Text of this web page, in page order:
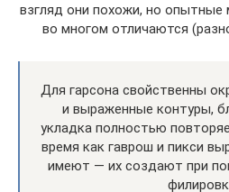
взгляд они похожи, но опытные
во многом отличаются
Для гарсона свойственны
и выраженные контуры,
укладка полностью
время как гаврош и пикси
имеют — их создают при